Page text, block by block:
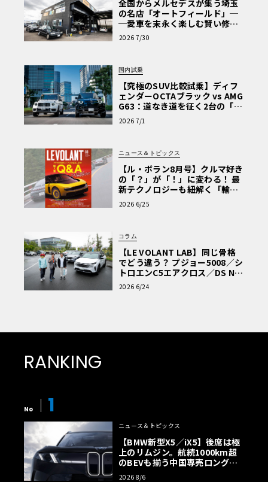
全国からメルセデスが集う埼玉
の名店「オートフィールド」─
─愛車を末永く楽しむ賢い修理
術と、プロがフックス製オイル
を選ぶ理由〈PR〉
2026 7/30
国内試乗
【究極のSUV比較試乗】ディフ
ェンダーOCTAブラック vs AMG
G63：道なき道を征く2台の「対
極的アプローチ」
2026 7/1
ニュース＆トピックス
【ル・ボラン8月号】クルマ好き
の「？」が「！」に変わる！ 最
新テクノロジーも紐解く「輸入
車Q&A」
2026 6/25
コラム
【LE VOLANT LAB】同じ骨格
でどう違う？ プジョー5008／シ
トロエンC5エアクロス／DS Nº4
読者一気乗りレポート
2026 6/24
RANKING
No 1
ニュース＆トピックス
【BMW新型X5／iX5】後席は極
上のリムジン。航続1000km超
のBEVも揃う中国専売ロング仕
様の全貌
2026 8/6